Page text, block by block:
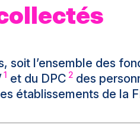
soit l’ensemble des
1 et du DPC 2 des
établissements de la